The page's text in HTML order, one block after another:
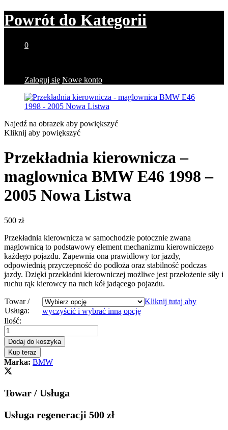
Powrót do Kategorii
0
Zaloguj się Nowe konto
Najedź na obrazek aby powiększyć
Kliknij aby powiększyć
Przekładnia kierownicza –
maglownica BMW E46 1998 –
2005 Nowa Listwa
500 zł
Przekładnia kierownicza w samochodzie potocznie zwana
maglownicą to podstawowy element mechanizmu kierowniczego
każdego pojazdu. Zapewnia ona prawidłowy tor jazdy,
odpowiednią przyczepność do podłoża oraz stabilność podczas
jazdy. Dzięki przekładni kierowniczej możliwe jest przełożenie siły i
ruchu rąk kierowcy na ruch kół jadącego pojazdu.
Towar /
Usługa:
Kliknij tutaj aby
wyczyścić i wybrać inną opcję
Przekładnia
kierownicza
-
maglownica
BMW
E46
1998
2005
Listwa
quantity
Ilość:
Dodaj do koszyka
Kup teraz
Marka: BMW
Towar / Usługa
Usługa regeneracji 500 zł